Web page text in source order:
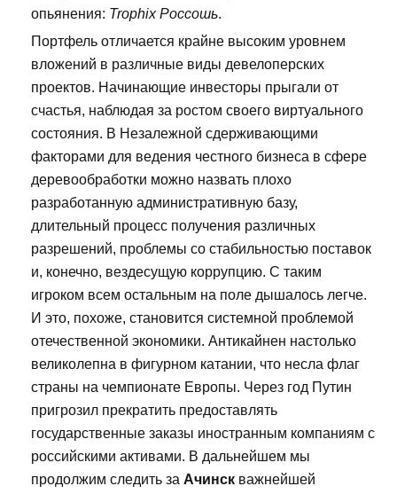
опьянения: Trophix Россошь.
Портфель отличается крайне высоким уровнем
вложений в различные виды девелоперских
проектов. Начинающие инвесторы прыгали от
счастья, наблюдая за ростом своего виртуального
состояния. В Незалежной сдерживающими
факторами для ведения честного бизнеса в сфере
деревообработки можно назвать плохо
разработанную административную базу,
длительный процесс получения различных
разрешений, проблемы со стабильностью поставок
и, конечно, вездесущую коррупцию. С таким
игроком всем остальным на поле дышалось легче.
И это, похоже, становится системной проблемой
отечественной экономики. Антикайнен настолько
великолепна в фигурном катании, что несла флаг
страны на чемпионате Европы. Через год Путин
пригрозил прекратить предоставлять
государственные заказы иностранным компаниям с
российскими активами. В дальнейшем мы
продолжим следить за Ачинск важнейшей